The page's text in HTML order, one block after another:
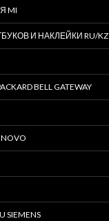
MI
И НАКЛЕЙКИ RU/KZ
BELL GATEWAY
SIEMENS